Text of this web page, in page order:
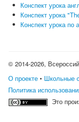
Конспект урока
Конспект урока
Конспект урока по
© 2014-2026,
О проекте • Школьные
Политика
Это